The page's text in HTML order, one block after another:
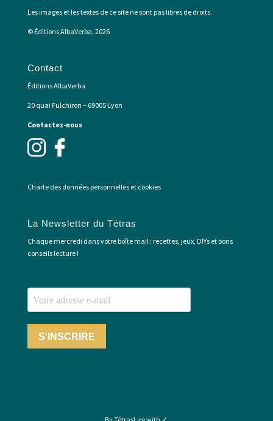
Les images et les textes de ce site ne sont pas libres de droits.
© Éditions AlbaVerba, 2026
Contact
Éditions AlbaVerba
20 quai Fulchiron – 69005 Lyon
Contactez-nous
Charte des données personnelles et cookies
La Newsletter du Tétras
Chaque mercredi dans votre boîte mail : recettes, jeux, DIYs et bons
conseils lecture !
S'INSCRIRE